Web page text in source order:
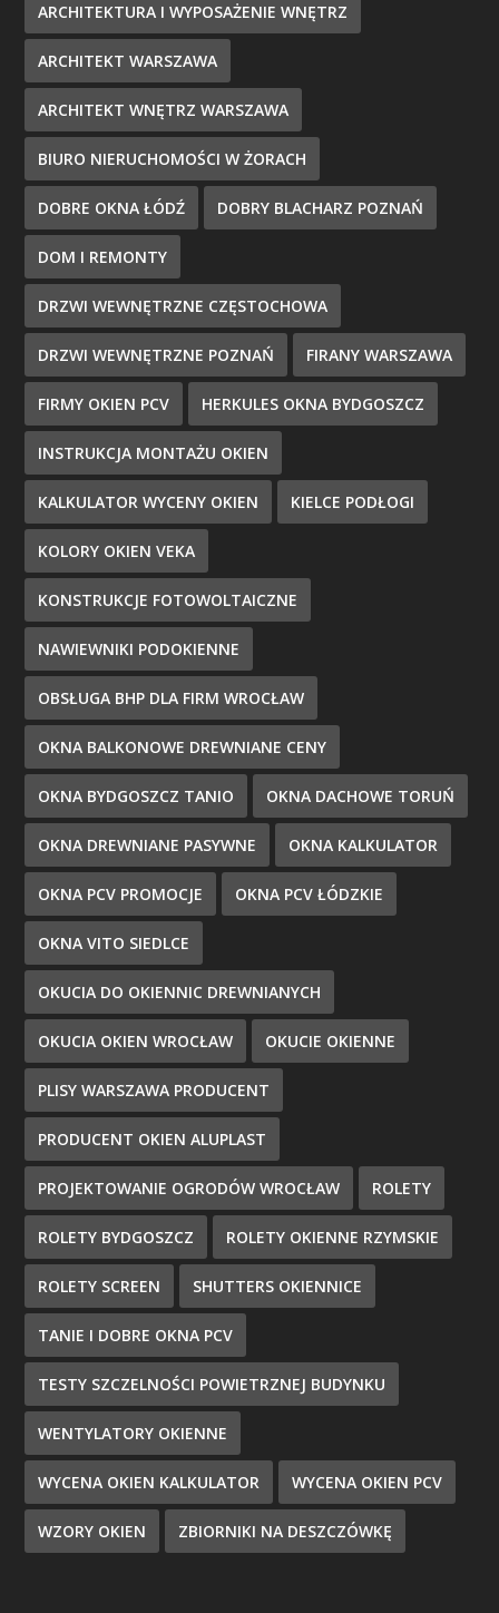
ARCHITEKTURA I WYPOSAŻENIE WNĘTRZ
ARCHITEKT WARSZAWA
ARCHITEKT WNĘTRZ WARSZAWA
BIURO NIERUCHOMOŚCI W ŻORACH
DOBRE OKNA ŁÓDŹ DOBRY BLACHARZ POZNAŃ
DOM I REMONTY
DRZWI WEWNĘTRZNE CZĘSTOCHOWA
DRZWI WEWNĘTRZNE POZNAŃ FIRANY WARSZAWA
FIRMY OKIEN PCV HERKULES OKNA BYDGOSZCZ
INSTRUKCJA MONTAŻU OKIEN
KALKULATOR WYCENY OKIEN KIELCE PODŁOGI
KOLORY OKIEN VEKA
KONSTRUKCJE FOTOWOLTAICZNE
NAWIEWNIKI PODOKIENNE
OBSŁUGA BHP DLA FIRM WROCŁAW
OKNA BALKONOWE DREWNIANE CENY
OKNA BYDGOSZCZ TANIO OKNA DACHOWE TORUŃ
OKNA DREWNIANE PASYWNE OKNA KALKULATOR
OKNA PCV PROMOCJE OKNA PCV ŁÓDZKIE
OKNA VITO SIEDLCE
OKUCIA DO OKIENNIC DREWNIANYCH
OKUCIA OKIEN WROCŁAW OKUCIE OKIENNE
PLISY WARSZAWA PRODUCENT
PRODUCENT OKIEN ALUPLAST
PROJEKTOWANIE OGRODÓW WROCŁAW ROLETY
ROLETY BYDGOSZCZ ROLETY OKIENNE RZYMSKIE
ROLETY SCREEN SHUTTERS OKIENNICE
TANIE I DOBRE OKNA PCV
TESTY SZCZELNOŚCI POWIETRZNEJ BUDYNKU
WENTYLATORY OKIENNE
WYCENA OKIEN KALKULATOR WYCENA OKIEN PCV
WZORY OKIEN ZBIORNIKI NA DESZCZÓWKĘ